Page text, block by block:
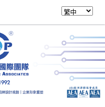
團隊